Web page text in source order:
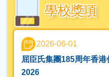
2025-03-03
油尖汪區青少年三人籃球
2025-02-24
T-004 | 2024-2025學年
務 <<書面報價>>
學校獎項
2026-06-01
屈臣氏集團185周年香
2026